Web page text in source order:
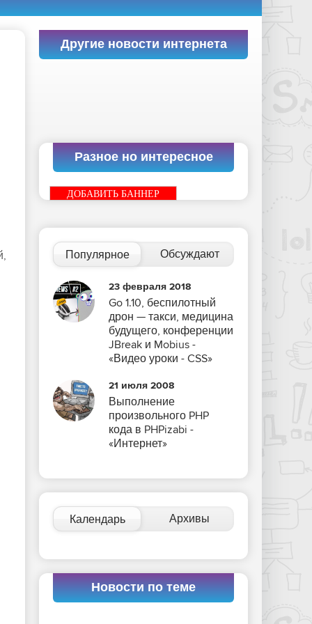
Другие новости интернета
Разное но интересное
ДОБАВИТЬ БАННЕР
Популярное Обсуждают
23 февраля 2018
Go 1.10, беспилотный
дрон — такси, медицина
будущего, конференции
JBreak и Mobius -
«Видео уроки - CSS»
21 июля 2008
Выполнение
произвольного PHP
кода в PHPizabi -
«Интернет»
Календарь Архивы
Новости по теме